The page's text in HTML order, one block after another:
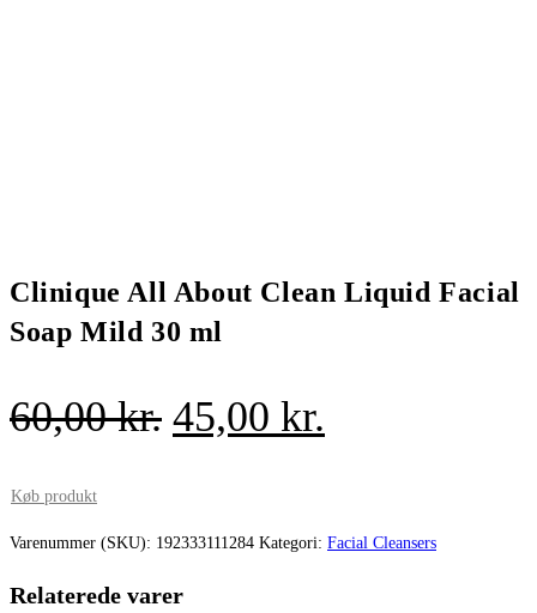
Clinique All About Clean Liquid Facial
Soap Mild 30 ml
60,00kr. Den
var:
60,00 kr..
45,00 kr.
er:
Køb produkt
Varenummer (SKU): 192333111284 Kategori: Facial Cleansers
Relaterede varer